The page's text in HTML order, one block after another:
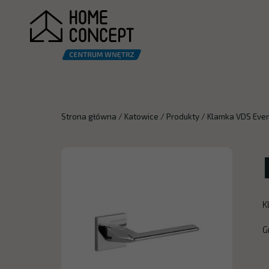
Strona główna / Katowice /Produkty / Klamka VDS